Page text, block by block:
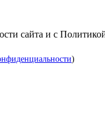
сайта и с
)